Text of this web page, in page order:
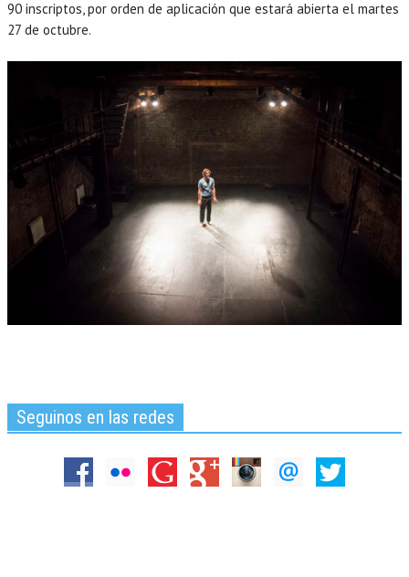
90 inscriptos, por orden de aplicación que estará abierta el martes
27 de octubre.
Seguinos en las redes